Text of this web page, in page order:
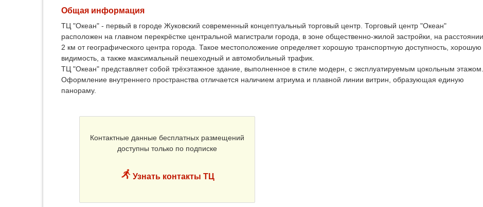
Общая информация
ТЦ "Океан" - первый в городе Жуковский современный концептуальный торговый центр. Торговый центр "Океан"
расположен на главном перекрёстке центральной магистрали города, в зоне общественно-жилой застройки, на расстоянии
2 км от географического центра города. Такое местоположение определяет хорошую транспортную доступность, хорошую
видимость, а также максимальный пешеходный и автомобильный трафик.
ТЦ "Океан" представляет собой трёхэтажное здание, выполненное в стиле модерн, с эксплуатируемым цокольным этажом.
Оформление внутреннего пространства отличается наличием атриума и плавной линии витрин, образующая единую
панораму.
Контактные данные бесплатных размещений
доступны только по подписке
Узнать контакты ТЦ